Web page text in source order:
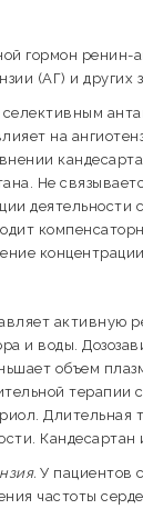
гормон
(АГ) и
на
Не
деятельности
активную
и воды.
объем
терапии
Длительная
У пациентов
частоты